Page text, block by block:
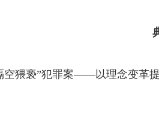
空猥亵”犯罪案——以理念变革